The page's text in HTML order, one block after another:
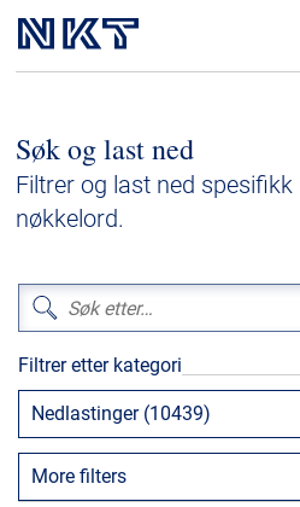
Høyspenningskabelløsninger
Kabelservice
Lavspenning
Høyspenningskabeltilbehør
Mellomspenningskabeltilbehør
Referanser
Nedlastinger
Søk og last ned
Filtrer og last ned
nøkkelord.
Filtrer etter kategori
Nedlastinger (10439)
More filters